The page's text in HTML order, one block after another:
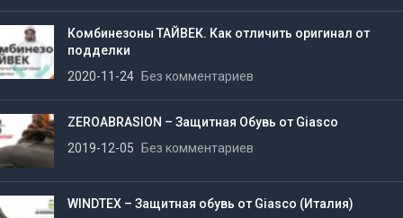
Комбинезоны ТАЙВЕК. Как отличить оригинал от
подделки
2020-11-24 Без комментариев
ZEROABRASION – Защитная Обувь от Giasco
2019-12-05 Без комментариев
WINDTEX – Защитная обувь от Giasco (Италия)